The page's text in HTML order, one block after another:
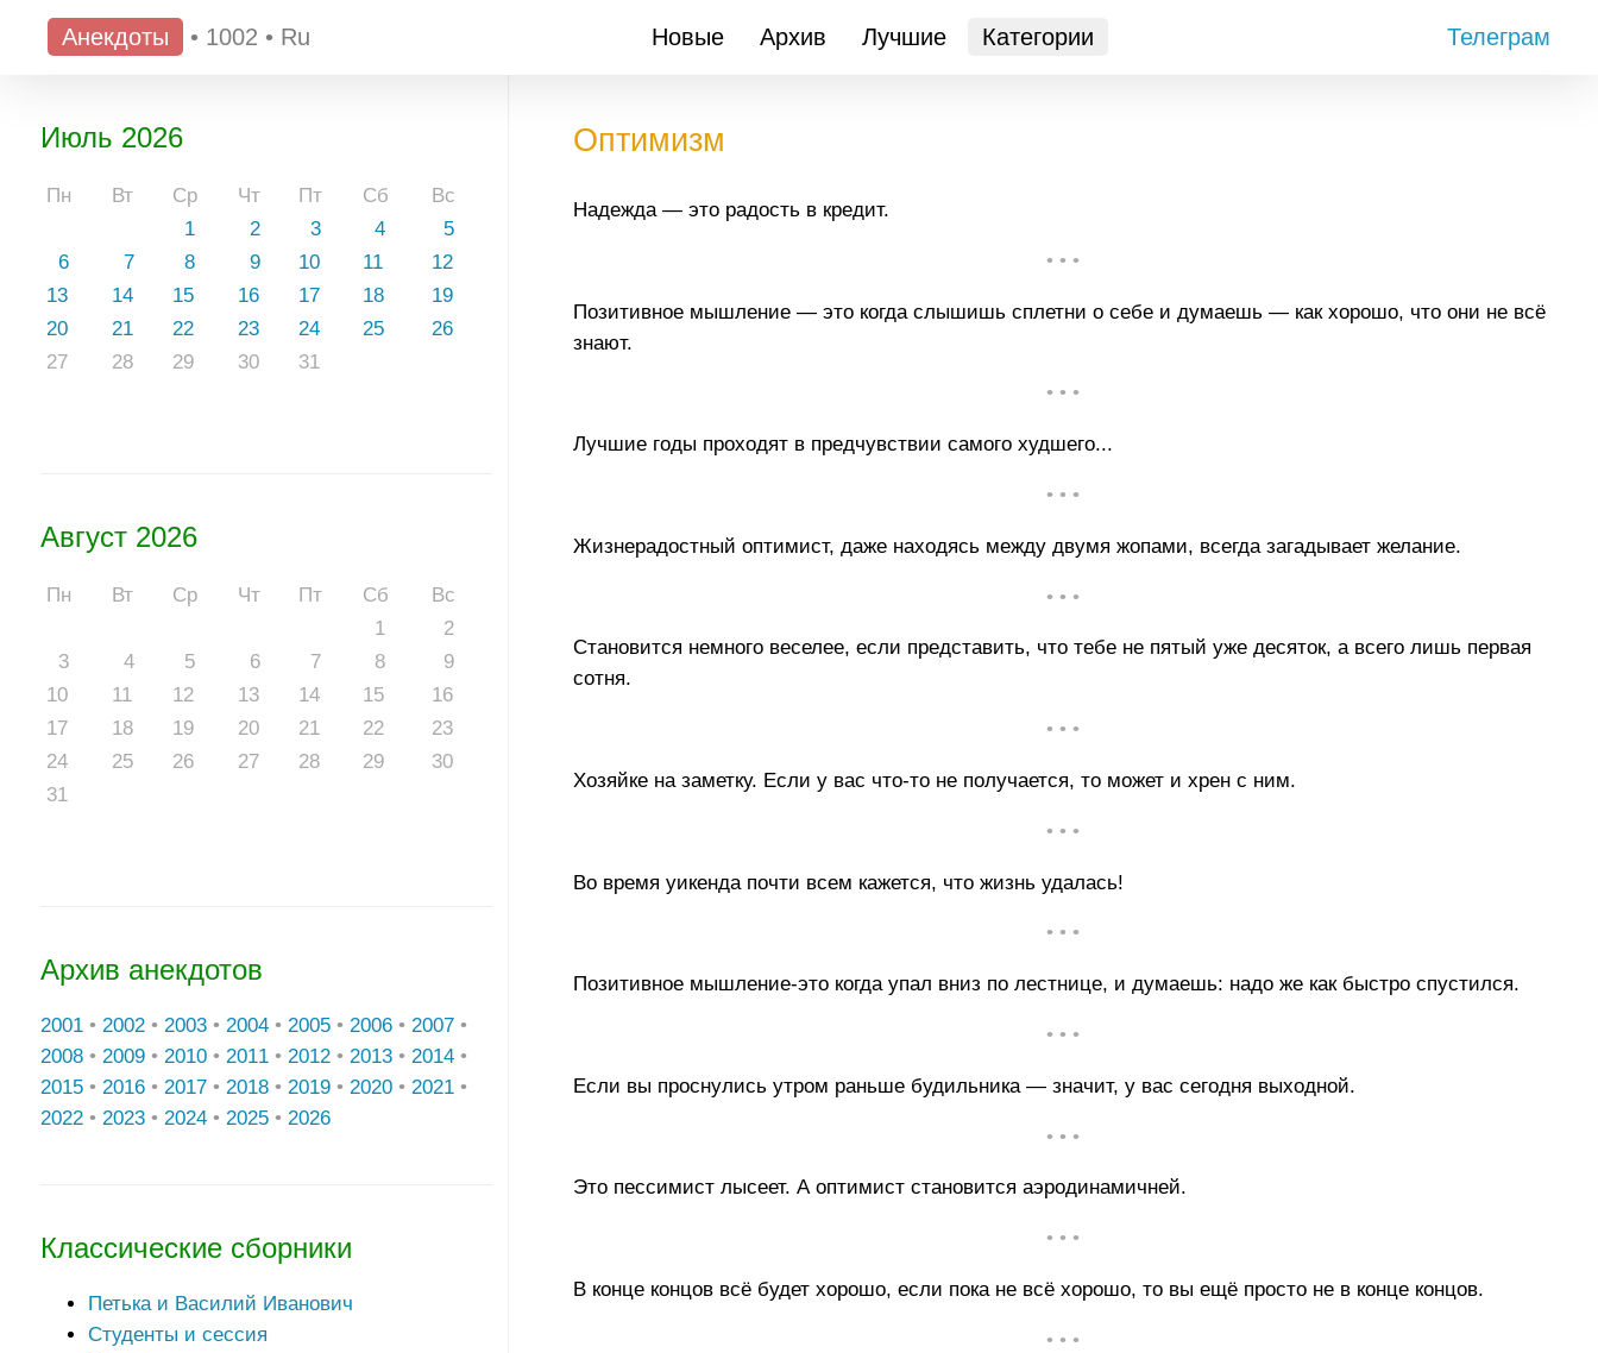
Анекдоты • 1002 • Ru Новые Архив Лучшие Категории Телеграм
Июль 2026
Пн Вт Ср Чт Пт Сб
Вс
1
2 3 4
5
6
7 8 9 10 11
12
13
14 15 16 17 18
19
20
21 22 23 24 25
26
27
28 29 30 31
Август 2026
Пн Вт Ср Чт Пт Сб
Вс
1
2
3
4 5 6 7 8
9
10
11 12 13 14 15
16
17
18 19 20 21 22
23
24
25 26 27 28 29
30
31
Архив анекдотов
2001 • 2002 • 2003 • 2004 • 2005 • 2006 • 2007 •
2008 • 2009 • 2010 • 2011 • 2012 • 2013 • 2014 •
2015 • 2016 • 2017 • 2018 • 2019 • 2020 • 2021 •
2022 • 2023 • 2024 • 2025 • 2026
Классические сборники
Петька и Василий Иванович
Студенты и сессия
Оптимизм
Надежда — это радость в кредит.
• • •
Позитивное мышление — это когда слышишь сплетни о себе и думаешь — как хорошо, что они не всё
знают.
• • •
Лучшие годы проходят в предчувствии самого худшего...
• • •
Жизнерадостный оптимист, даже находясь между двумя жопами, всегда загадывает желание.
• • •
Становится немного веселее, если представить, что тебе не пятый уже десяток, а всего лишь первая
сотня.
• • •
Хозяйке на заметку. Если у вас что-то не получается, то может и хрен с ним.
• • •
Во время уикенда почти всем кажется, что жизнь удалась!
• • •
Позитивное мышление-это когда упал вниз по лестнице, и думаешь: надо же как быстро спустился.
• • •
Если вы проснулись утром раньше будильника — значит, у вас сегодня выходной.
• • •
Это пессимист лысеет. А оптимист становится аэродинамичней.
• • •
В конце концов всё будет хорошо, если пока не всё хорошо, то вы ещё просто не в конце концов.
• • •